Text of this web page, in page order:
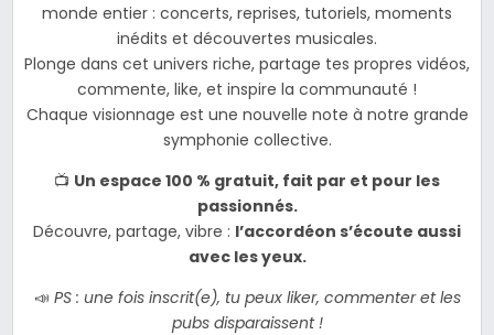
monde entier : concerts, reprises, tutoriels, moments
inédits et découvertes musicales.
Plonge dans cet univers riche, partage tes propres vidéos,
commente, like, et inspire la communauté !
Chaque visionnage est une nouvelle note à notre grande
symphonie collective.
📺 Un espace 100 % gratuit, fait par et pour les
passionnés.
Découvre, partage, vibre : l’accordéon s’écoute aussi
avec les yeux.
📣 PS : une fois inscrit(e), tu peux liker, commenter et les
pubs disparaissent !